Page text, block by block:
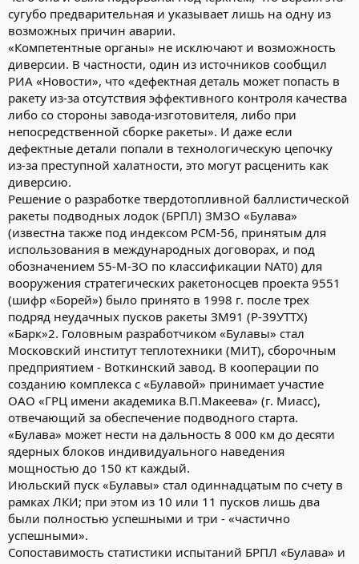
сугубо предварительная и указывает лишь на одну из
возможных причин аварии.
«Компетентные органы» не исключают и возможность
диверсии. В частности, один из источников сообщил
РИА «Новости», что «дефектная деталь может попасть в
ракету из-за отсутствия эффективного контроля качества
либо со стороны завода-изготовителя, либо при
непосредственной сборке ракеты». И даже если
дефектные детали попали в технологическую цепочку
из-за преступной халатности, это могут расценить как
диверсию.
Решение о разработке твердотопливной баллистической
ракеты подводных лодок (БРПЛ) ЗМЗО «Булава»
(известна также под индексом РСМ-56, принятым для
использования в международных договорах, и под
обозначением 55-М-ЗО по классификации NАТ0) для
вооружения стратегических ракетоносцев проекта 9551
(шифр «Борей») было принято в 1998 г. после трех
подряд неудачных пусков ракеты ЗМ91 (Р-39УТТХ)
«Барк»2. Головным разработчиком «Булавы» стал
Московский институт теплотехники (МИТ), сборочным
предприятием - Воткинский завод. В кооперации по
созданию комплекса с «Булавой» принимает участие
ОАО «ГРЦ имени академика В.П.Макеева» (г. Миасс),
отвечающий за обеспечение подводного старта.
«Булава» может нести на дальность 8 000 км до десяти
ядерных блоков индивидуального наведения
мощностью до 150 кт каждый.
Июльский пуск «Булавы» стал одиннадцатым по счету в
рамках ЛКИ; при этом из 10 или 11 пусков лишь два
были полностью успешными и три - «частично
успешными».
Сопоставимость статистики испытаний БРПЛ «Булава» и